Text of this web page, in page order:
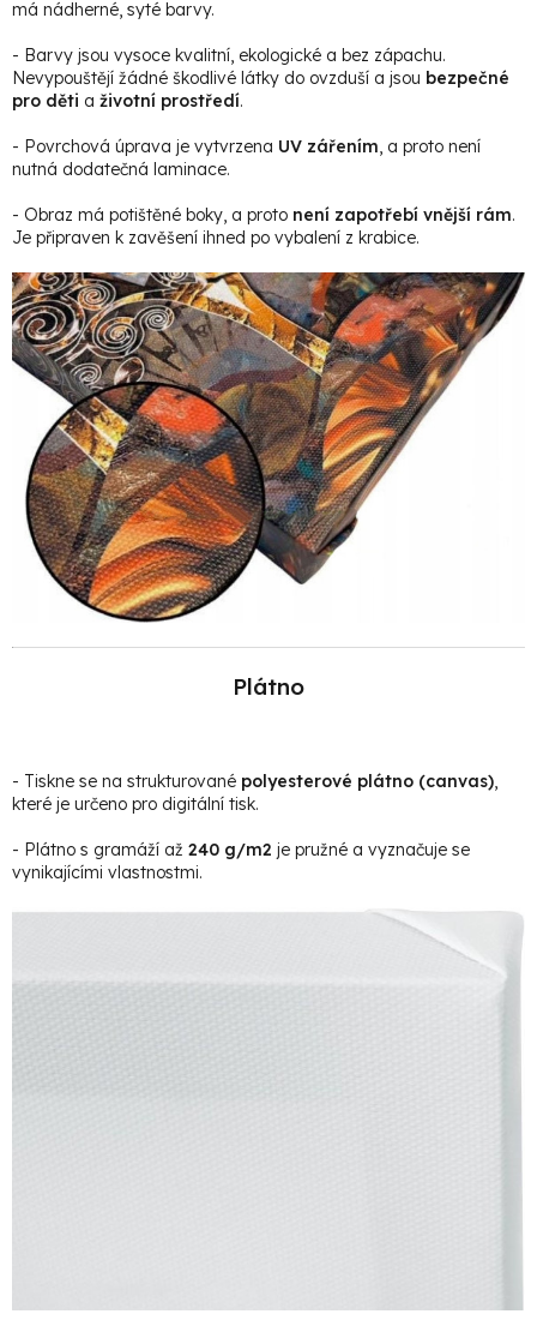
má nádherné, syté barvy.
- Barvy jsou vysoce kvalitní, ekologické a bez zápachu.
Nevypouštějí žádné škodlivé látky do ovzduší a jsou bezpečné
pro děti a životní prostředí.
- Povrchová úprava je vytvrzena UV zářením, a proto není
nutná dodatečná laminace.
- Obraz má potištěné boky, a proto není zapotřebí vnější rám.
Je připraven k zavěšení ihned po vybalení z krabice.
Plátno
- Tiskne se na strukturované polyesterové plátno (canvas),
které je určeno pro digitální tisk.
- Plátno s gramáží až 240 g/m2 je pružné a vyznačuje se
vynikajícími vlastnostmi.